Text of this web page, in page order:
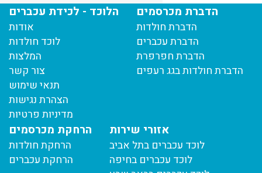
עודכן לאחרונה: 08/02/2026, 13:45הלוכד - לכידת עכברים
אודות
לוכד חולדות
המלצות
צור קשר
תנאי שימוש
הצהרת נגישות
מדיניות פרטיות
הדברת מכרסמים
הדברת חולדות
הדברת עכברים
הדברת חפרפרת
הדברת חולדות בגג רעפים
הרחקת מכרסמים
הרחקת חולדות
הרחקת עכברים
אזורי שירות
לוכד עכברים בתל אביב
לוכד עכברים בחיפה